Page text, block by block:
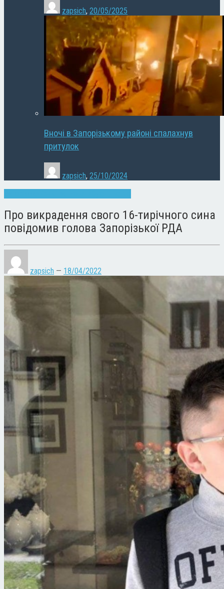
zapsich, 20/05/2025
Вночі в Запорізькому районі спалахнув
притулок
zapsich, 25/10/2024
Про викрадення свого 16-тирічного сина
повідомив голова Запорізької РДА
zapsich — 18/04/2022